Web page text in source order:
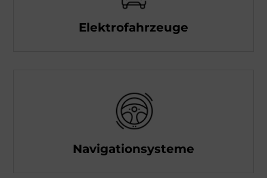
Elektrofahrzeuge
Navigationsysteme